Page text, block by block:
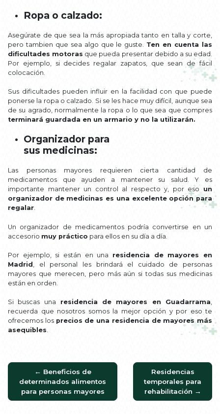
Ropa o calzado:
Asegúrate de que sea la más apropiada tanto en talla y corte,
pero tambien que sea algo que le guste. Ten en cuenta las
dificultades motoras que pueda presentar debido a su edad.
Por ejemplo, si decides regalar zapatos, que sean de fácil
colocación.
Sus dificultades pueden influir en la facilidad con que puede
ponerse la ropa o calzado. Si se les hace muy difícil, aunque sea
de su agrado, normalmente la ropa o lo que sea que compres
terminará guardada en un armario y no la utilizarán.
Organizador para
sus medicinas:
Las personas mayores requieren cierta cantidad de
medicamentos que ayuden a mantener su salud. Y es
importante mantener un control al respecto y, por esoun
organizador de medicinas es una excelente opción para
regalar.
Un organizador de medicamentos podría convertirse en un
accesorio muy práctico para ellos en su día a día.
Por ejemplo, si están en una residencia de mayores en
Madrid
, el personal les brindará el cuidado de personas
mayores que merecen, pero más aún si todas sus medicinas
están en orden.
Si buscas una residencia de mayores en Guadarrama,
recuerda que nosotros somos la mejor opción y por eso te
ofrecemos los precios de una residencia de mayores más
asequibles.
← Beneficios de
determinados alimentos
para personas mayores
Residencias
temporales para
rehabilitación →